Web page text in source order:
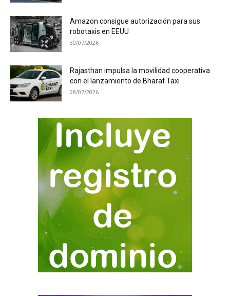
Amazon consigue autorización para sus
robotaxis en EEUU
30/07/2026
Rajasthan impulsa la movilidad cooperativa
con el lanzamiento de Bharat Taxi
28/07/2026